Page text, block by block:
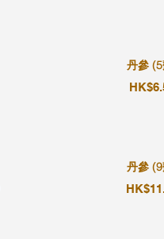
丹參
丹參